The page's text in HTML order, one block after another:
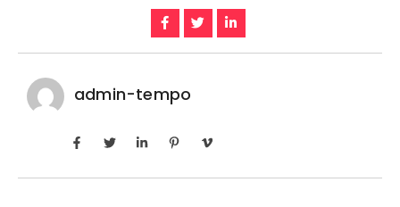
admin-tempo